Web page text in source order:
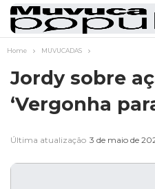
Home MUVUCADAS
Jordy sobre
‘Vergonha
Última atualização 3 de maio de